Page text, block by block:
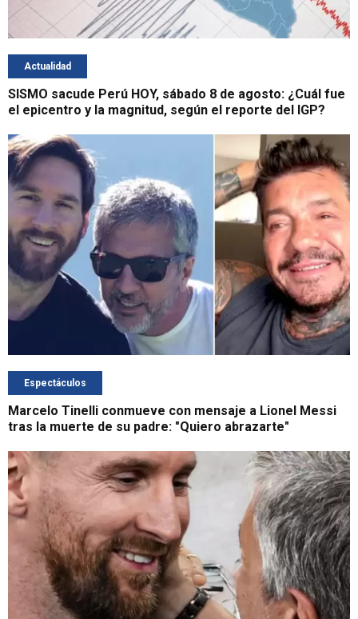
Actualidad
SISMO sacude Perú HOY, sábado 8 de agosto: ¿Cuál fue
el epicentro y la magnitud, según el reporte del IGP?
Espectáculos
Marcelo Tinelli conmueve con mensaje a Lionel Messi
tras la muerte de su padre: "Quiero abrazarte"